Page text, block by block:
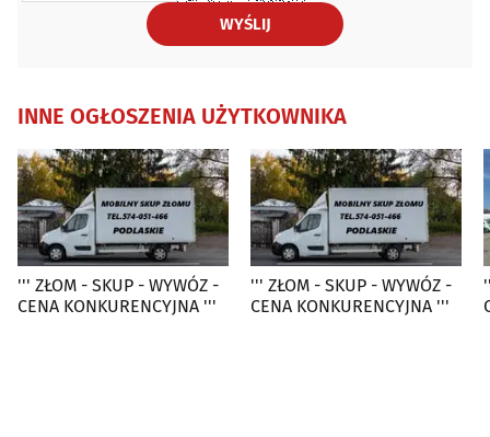
WYŚLIJ
INNE OGŁOSZENIA UŻYTKOWNIKA
''' ZŁOM - SKUP - WYWÓZ -
CENA KONKURENCYJNA '''
''' ZŁOM - SKUP - WYWÓZ -
CENA KONKURENCYJNA '''